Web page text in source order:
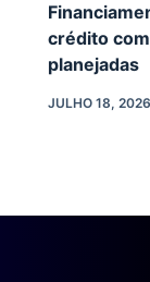
crédito
planejadas
JULHO 18, 2026